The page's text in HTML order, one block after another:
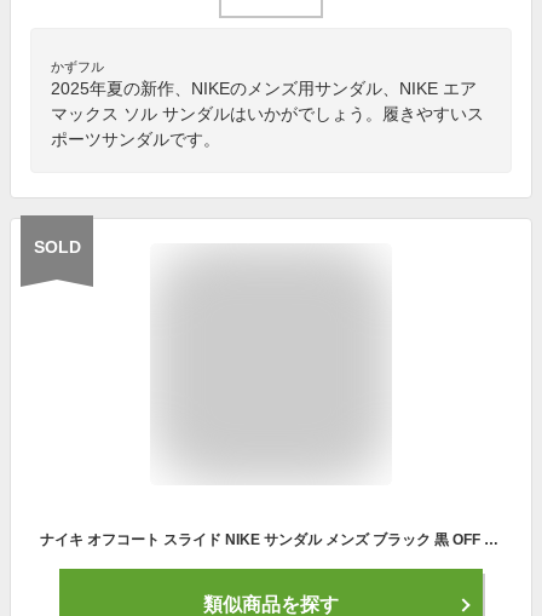
かずフル
2025年夏の新作、NIKEのメンズ用サンダル、NIKE エア
マックス ソル サンダルはいかがでしょう。履きやすいス
ポーツサンダルです。
SOLD
ナイキ オフコート スライド NIKE サンダル メンズ ブラック 黒 OFF COURT SLIDE BQ4639 シューズ ブランド シャワーサンダル シャワサン スポーツサンダル スポサン コンフォート シンプル スポーツ スポーティ アウトドア レジャー 国内正規品
類似商品を探す